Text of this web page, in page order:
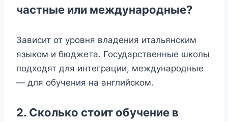
частные или международные?
Зависит от уровня владения итальянским
языком и бюджета. Государственные школы
подходят для интеграции, международные
— для обучения на английском.
2. Сколько стоит обучение в